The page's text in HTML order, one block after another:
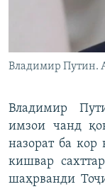
Владимир Путин.
Владимир
имзои чанд
назорат ба
кишвар
шаҳрванди